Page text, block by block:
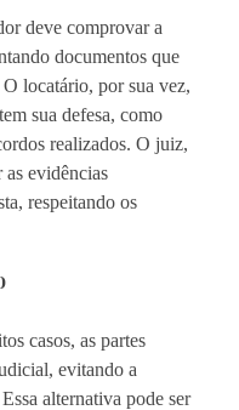
deve comprovar a
documentos que
locatário, por sua vez,
sua defesa, como
realizados. O juiz,
as evidências
respeitando os
casos, as partes
evitando a
alternativa pode ser